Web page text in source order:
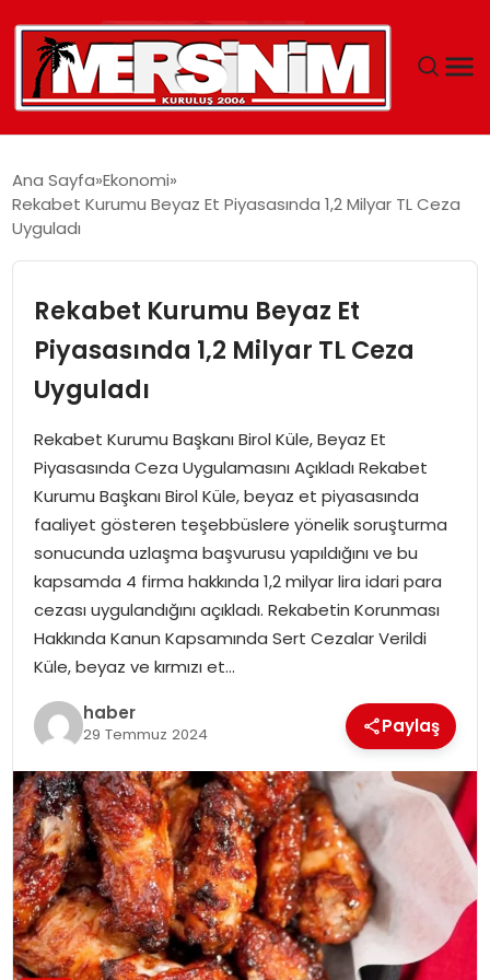
YAŞAM
EĞITIM
SPOR
EKONOMI
MAGAZIN
DÜNYA
OTOMOBIL
Ana Sayfa Ekonomi
Rekabet Kurumu Beyaz Et Piyasasında 1,2 Milyar TL Ceza
Uyguladı
Rekabet Kurumu Beyaz Et
Piyasasında 1,2 Milyar TL Ceza
Uyguladı
Rekabet Kurumu Başkanı Birol Küle, Beyaz Et
Piyasasında Ceza Uygulamasını Açıkladı Rekabet
Kurumu Başkanı Birol Küle, beyaz et piyasasında
faaliyet gösteren teşebbüslere yönelik soruşturma
sonucunda uzlaşma başvurusu yapıldığını ve bu
kapsamda 4 firma hakkında 1,2 milyar lira idari para
cezası uygulandığını açıkladı. Rekabetin Korunması
Hakkında Kanun Kapsamında Sert Cezalar Verildi
Küle, beyaz ve kırmızı et…
haber
29 Temmuz 2024 Paylaş